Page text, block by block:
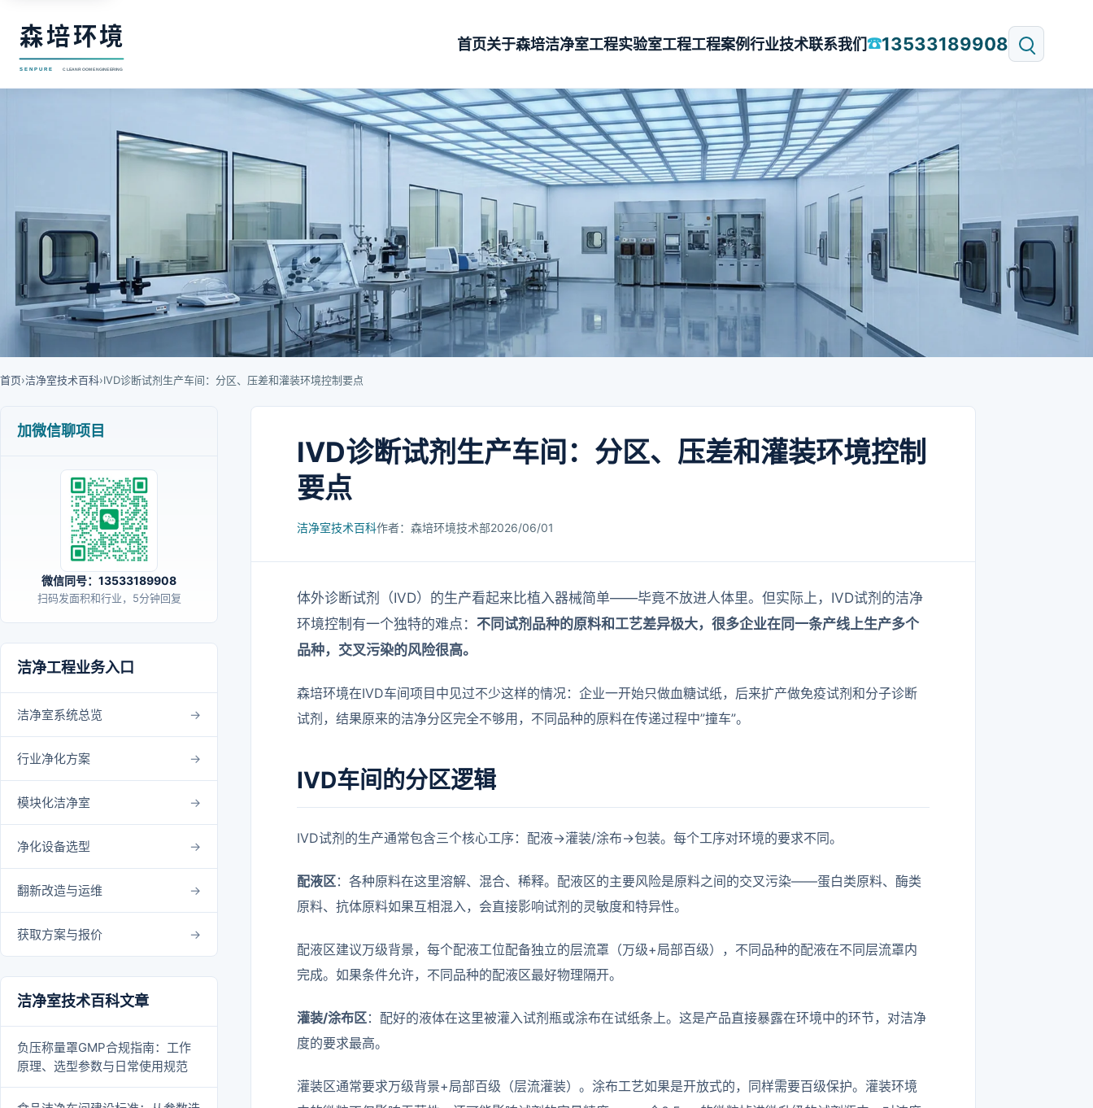
首页关于森培洁净室工程实验室工程工程案例行业技术联系我们☎13533189908
首页›洁净室技术百科›IVD诊断试剂生产车间：分区、压差和灌装环境控制要点
加微信聊项目
微信同号：13533189908
扫码发面积和行业，5分钟回复
洁净工程业务入口
洁净室系统总览
行业净化方案
模块化洁净室
净化设备选型
翻新改造与运维
获取方案与报价
洁净室技术百科文章
负压称量罩GMP合规指南：工作
原理、选型参数与日常使用规范
IVD诊断试剂生产车间：分区、压差和灌装环境控制
要点
洁净室技术百科作者：森培环境技术部2026/06/01
体外诊断试剂（IVD）的生产看起来比植入器械简单——毕竟不放进人体里。但实际上，IVD试剂的洁净
环境控制有一个独特的难点： 不同试剂品种的原料和工艺差异极大，很多企业在同一条产线上生产多个
品种，交叉污染的风险很高。
森培环境在IVD车间项目中见过不少这样的情况：企业一开始只做血糖试纸，后来扩产做免疫试剂和分子诊断
试剂，结果原来的洁净分区完全不够用，不同品种的原料在传递过程中”撞车”。
IVD车间的分区逻辑
IVD试剂的生产通常包含三个核心工序：配液→灌装/涂布→包装。每个工序对环境的要求不同。
配液区：各种原料在这里溶解、混合、稀释。配液区的主要风险是原料之间的交叉污染——蛋白类原料、酶类
原料、抗体原料如果互相混入，会直接影响试剂的灵敏度和特异性。
配液区建议万级背景，每个配液工位配备独立的层流罩（万级+局部百级），不同品种的配液在不同层流罩内
完成。如果条件允许，不同品种的配液区最好物理隔开。
灌装/涂布区：配好的液体在这里被灌入试剂瓶或涂布在试纸条上。这是产品直接暴露在环境中的环节，对洁净
度的要求最高。
灌装区通常要求万级背景+局部百级（层流灌装）。涂布工艺如果是开放式的，同样需要百级保护。灌装环境